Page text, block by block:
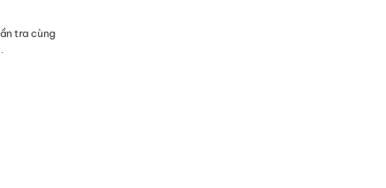
tra cùng